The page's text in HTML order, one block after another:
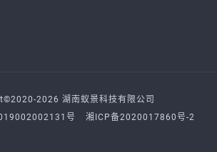
2026 湖南蚁景科技有限公司
号
湘ICP备2020017860号-2